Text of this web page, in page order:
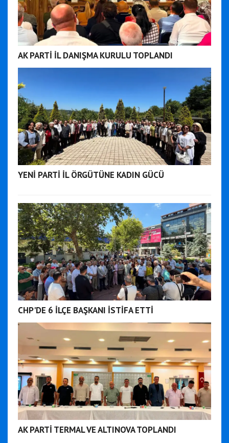
AK PARTİ İL DANIŞMA KURULU TOPLANDI
YENİ PARTİ İL ÖRGÜTÜNE KADIN GÜCÜ
CHP'DE 6 İLÇE BAŞKANI İSTİFA ETTİ
AK PARTİ TERMAL VE ALTINOVA TOPLANDI